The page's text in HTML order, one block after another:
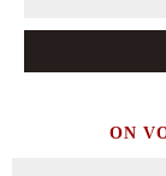
ON